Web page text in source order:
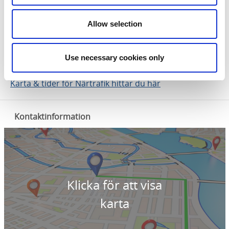
Allow selection
Use necessary cookies only
(inom fasta tidsspann – se karta & tider)
Kostar som en vanlig enkelbiljett.
Betala i appen, kontant eller med kort.
Västtrafiks periodkort gäller inte.
Karta & tider för Närtrafik hittar du här
Kontaktinformation
Klicka för att visa
karta